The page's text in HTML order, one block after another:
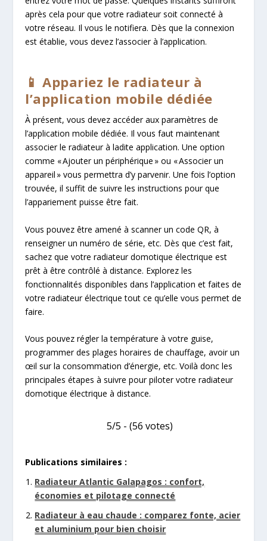
après cela pour que votre radiateur soit connecté à
votre réseau. Il vous le notifiera. Dès que la connexion
est établie, vous devez l’associer à l’application.
📱 Appariez le radiateur à
l’application mobile dédiée
À présent, vous devez accéder aux paramètres de
l’application mobile dédiée. Il vous faut maintenant
associer le radiateur à ladite application. Une option
comme « Ajouter un périphérique » ou « Associer un
appareil » vous permettra d’y parvenir. Une fois l’option
trouvée, il suffit de suivre les instructions pour que
l’appariement puisse être fait.
Vous pouvez être amené à scanner un code QR, à
renseigner un numéro de série, etc. Dès que c’est fait,
sachez que votre radiateur domotique électrique est
prêt à être contrôlé à distance. Explorez les
fonctionnalités disponibles dans l’application et faites de
votre radiateur électrique tout ce qu’elle vous permet de
faire.
Vous pouvez régler la température à votre guise,
programmer des plages horaires de chauffage, avoir un
œil sur la consommation d’énergie, etc. Voilà donc les
principales étapes à suivre pour piloter votre radiateur
domotique électrique à distance.
5/5 - (56 votes)
Publications similaires :
Radiateur Atlantic Galapagos : confort,
économies et pilotage connecté
Radiateur à eau chaude : comparez fonte, acier
et aluminium pour bien choisir